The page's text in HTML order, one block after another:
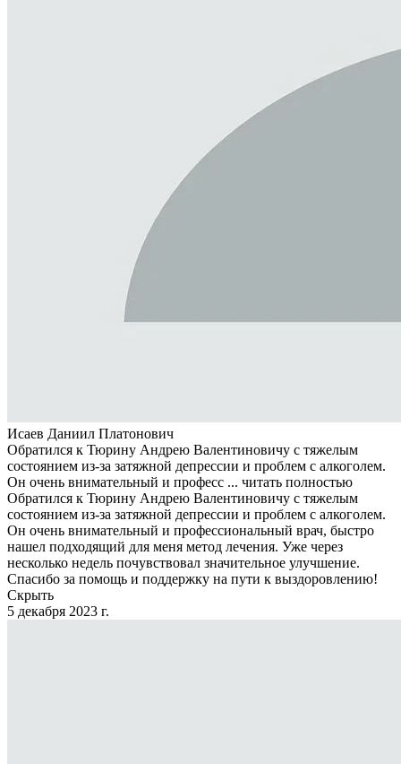
Исаев Даниил Платонович
Обратился к Тюрину Андрею Валентиновичу с тяжелым
состоянием из-за затяжной депрессии и проблем с алкоголем.
Он очень внимательный и професс ... читать полностью
Обратился к Тюрину Андрею Валентиновичу с тяжелым
состоянием из-за затяжной депрессии и проблем с алкоголем.
Он очень внимательный и профессиональный врач, быстро
нашел подходящий для меня метод лечения. Уже через
несколько недель почувствовал значительное улучшение.
Спасибо за помощь и поддержку на пути к выздоровлению!
Скрыть
5 декабря 2023 г.